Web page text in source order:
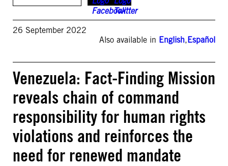
26 September 2022
Also available in English,Español
Venezuela: Fact-Finding Mission
reveals chain of command
responsibility for human rights
violations and reinforces the
need for renewed mandate